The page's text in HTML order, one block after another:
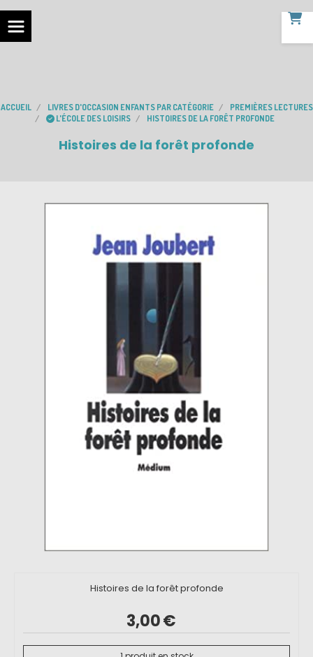
ACCUEIL LIVRES D'OCCASION ENFANTS PAR CATÉGORIE
PREMIÈRES LECTURES
L'ÉCOLE DES LOISIRS
HISTOIRES DE LA FORÊT PROFONDE
Histoires de la forêt profonde
Histoires de la forêt profonde
3,00€